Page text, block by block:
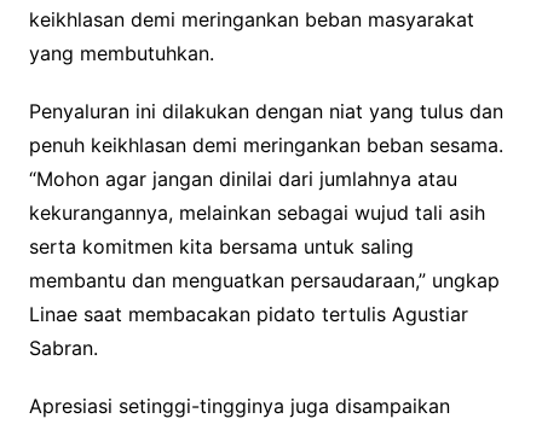
keikhlasan demi meringankan beban masyarakat
yang membutuhkan.
Penyaluran ini dilakukan dengan niat yang tulus dan
penuh keikhlasan demi meringankan beban sesama.
“Mohon agar jangan dinilai dari jumlahnya atau
kekurangannya, melainkan sebagai wujud tali asih
serta komitmen kita bersama untuk saling
membantu dan menguatkan persaudaraan,” ungkap
Linae saat membacakan pidato tertulis Agustiar
Sabran.
Apresiasi setinggi-tingginya juga disampaikan